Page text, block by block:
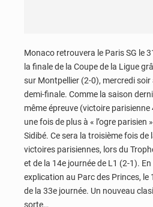
Monaco retrouvera le Paris SG le
la finale de la Coupe de la Ligue
sur Montpellier (2-0), mercredi soir
demi-finale. Comme la saison
même épreuve (victoire
une fois de plus à « l’ogre parisien
Sidibé. Ce sera la troisième fois de
victoires parisiennes, lors du
et de la 14e journée de L1 (2-1).
explication au Parc des Princes, le
de la 33e journée. Un nouveau
sorte…